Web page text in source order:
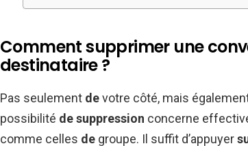
Comment supprimer une
destinataire ?
Pas seulement devotre côté, mais
possibilité de suppression concerne
comme celles de groupe. Il suffit d’appuyer